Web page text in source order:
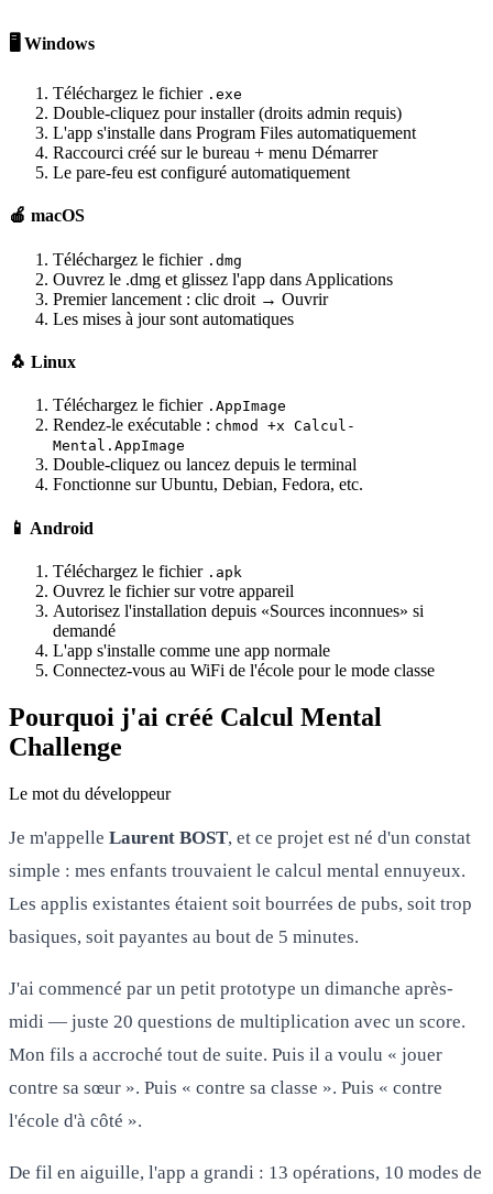
🖥️ Windows
Téléchargez le fichier .exe
Double-cliquez pour installer (droits admin requis)
L'app s'installe dans Program Files automatiquement
Raccourci créé sur le bureau + menu Démarrer
Le pare-feu est configuré automatiquement
🍎 macOS
Téléchargez le fichier .dmg
Ouvrez le .dmg et glissez l'app dans Applications
Premier lancement : clic droit → Ouvrir
Les mises à jour sont automatiques
🐧 Linux
Téléchargez le fichier .AppImage
Rendez-le exécutable : chmod +x Calcul-
Mental.AppImage
Double-cliquez ou lancez depuis le terminal
Fonctionne sur Ubuntu, Debian, Fedora, etc.
📱 Android
Téléchargez le fichier .apk
Ouvrez le fichier sur votre appareil
Autorisez l'installation depuis «Sources inconnues» si
demandé
L'app s'installe comme une app normale
Connectez-vous au WiFi de l'école pour le mode classe
Pourquoi j'ai créé Calcul Mental
Challenge
Le mot du développeur
Je m'appelle Laurent BOST, et ce projet est né d'un constat
simple : mes enfants trouvaient le calcul mental ennuyeux.
Les applis existantes étaient soit bourrées de pubs, soit trop
basiques, soit payantes au bout de 5 minutes.
J'ai commencé par un petit prototype un dimanche après-
midi — juste 20 questions de multiplication avec un score.
Mon fils a accroché tout de suite. Puis il a voulu « jouer
contre sa sœur ». Puis « contre sa classe ». Puis « contre
l'école d'à côté ».
De fil en aiguille, l'app a grandi : 13 opérations, 10 modes de